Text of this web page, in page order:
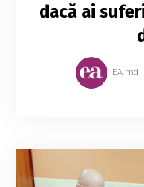
dacă ai
EA.md